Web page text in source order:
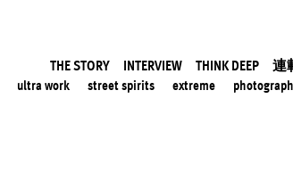
THE STORY INTERVIEW THINK DEEP 連
ultra work street spirits extreme